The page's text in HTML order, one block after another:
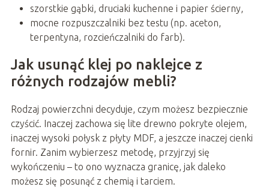
szorstkie gąbki, druciaki kuchenne i papier ścierny,
mocne rozpuszczalniki bez testu (np. aceton,
terpentyna, rozcieńczalniki do farb).
Jak usunąć klej po naklejce z
różnych rodzajów mebli?
Rodzaj powierzchni decyduje, czym możesz bezpiecznie
czyścić. Inaczej zachowa się lite drewno pokryte olejem,
inaczej wysoki połysk z płyty MDF, a jeszcze inaczej cienki
fornir. Zanim wybierzesz metodę, przyjrzyj się
wykończeniu – to ono wyznacza granicę, jak daleko
możesz się posunąć z chemią i tarciem.